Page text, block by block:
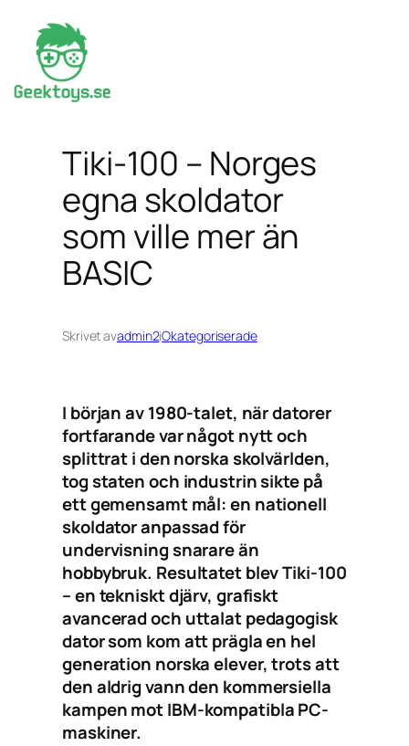
Hoppa
innehåll
Tiki-100 – Norges
egna skoldator
som ville mer än
BASIC
Skrivet avadmin2iOkategoriserade
I början av 1980-talet, när datorer
fortfarande var något nytt och
splittrat i den norska skolvärlden,
tog staten och industrin sikte på
ett gemensamt mål: en nationell
skoldator anpassad för
undervisning snarare än
hobbybruk. Resultatet blev Tiki-100
– en tekniskt djärv, grafiskt
avancerad och uttalat pedagogisk
dator som kom att prägla en hel
generation norska elever, trots att
den aldrig vann den kommersiella
kampen mot IBM-kompatibla PC-
maskiner.